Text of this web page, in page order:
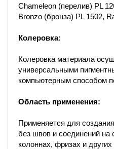
Chameleon (перелив) PL
Bronzo (бронза) PL 1502,
Колеровка:
Колеровка материала
универсальными
компьютерным способом
Область применения:
Применяется для
без швов и соединений на
колоннах, фризах и